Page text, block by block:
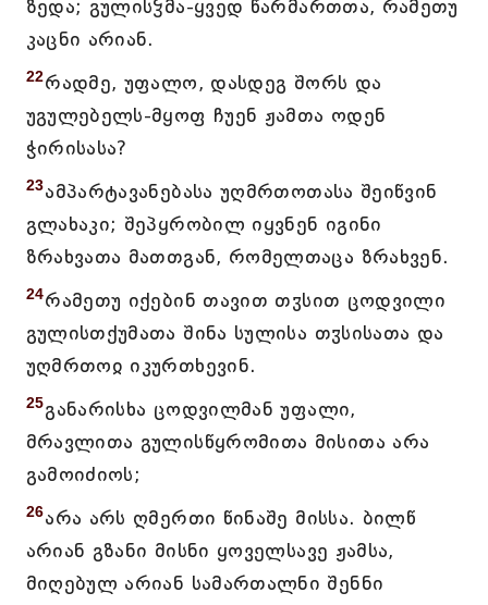
ზედა; გულისჴმა-ყვედ წარმართთა, რამეთუ
კაცნი არიან.
22რადმე, უფალო, დასდეგ შორს და
უგულებელს-მყოფ ჩუენ ჟამთა ოდენ
ჭირისასა?
23ამპარტავანებასა უღმრთოთასა შეიწვინ
გლახაკი; შეპყრობილ იყვნენ იგინი
ზრახვათა მათთგან, რომელთაცა ზრახვენ.
24რამეთუ იქებინ თავით თჳსით ცოდვილი
გულისთქუმათა შინა სულისა თჳსისათა და
უღმრთოჲ იკურთხევინ.
25განარისხა ცოდვილმან უფალი,
მრავლითა გულისწყრომითა მისითა არა
გამოიძიოს;
26არა არს ღმერთი წინაშე მისსა. ბილწ
არიან გზანი მისნი ყოველსავე ჟამსა,
მიღებულ არიან სამართალნი შენნი